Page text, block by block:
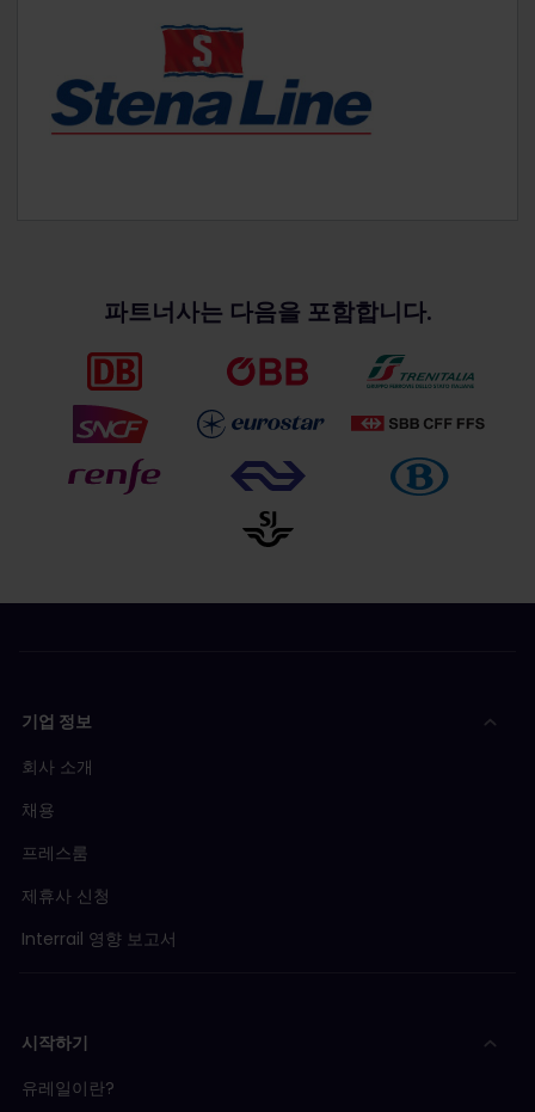
파트너사는 다음을 포함합니다.
기업 정보
회사 소개
채용
프레스룸
제휴사 신청
Interrail 영향 보고서
시작하기
유레일이란?